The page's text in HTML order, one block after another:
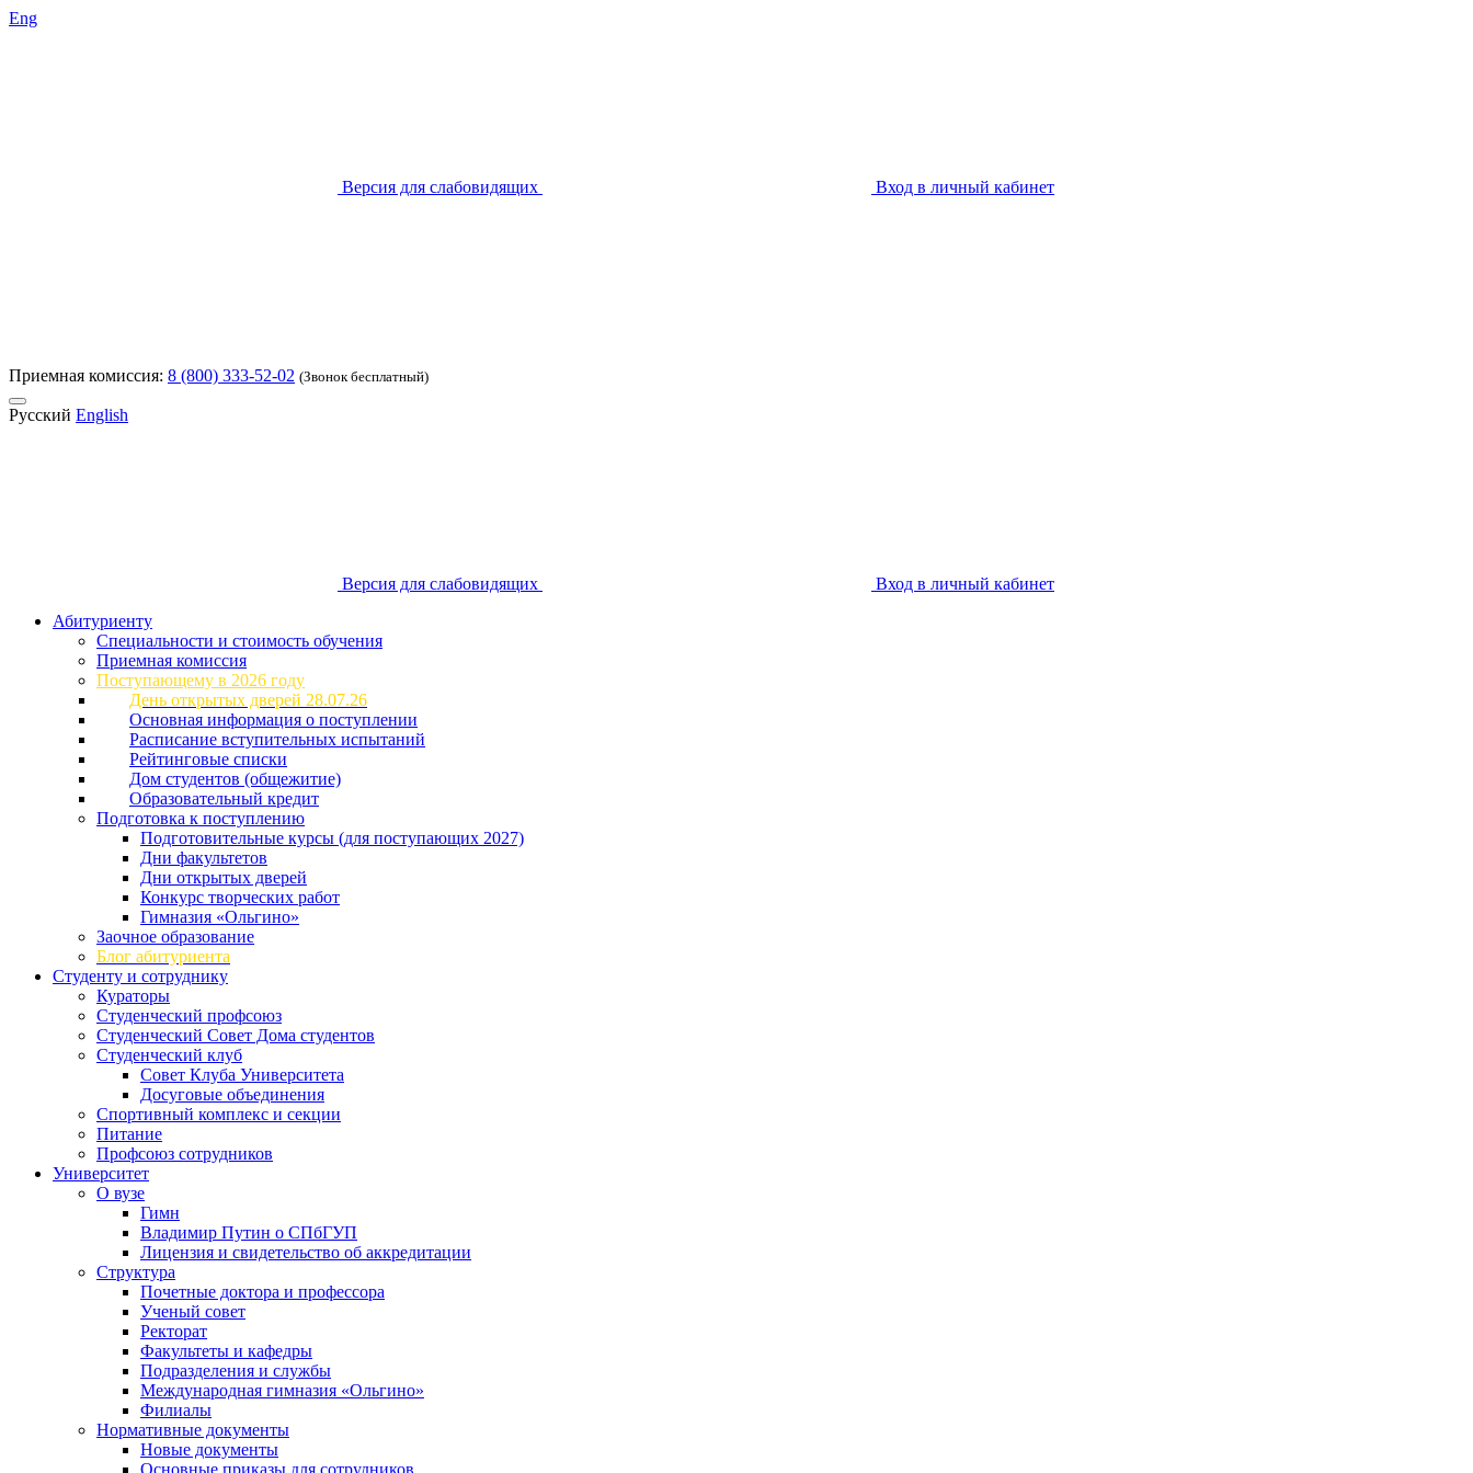
Eng
Версия для слабовидящих Вход в личный кабинет
Приемная комиссия: 8 (800) 333-52-02 (Звонок бесплатный)
Русский English
Версия для слабовидящих
Вход в личный кабинет
Абитуриенту
Специальности и стоимость обучения
Приемная комиссия
Поступающему в 2026 году
День открытых дверей 28.07.26
Основная информация о поступлении
Расписание вступительных испытаний
Рейтинговые списки
Дом студентов (общежитие)
Образовательный кредит
Подготовка к поступлению
Подготовительные курсы (для поступающих 2027)
Дни факультетов
Дни открытых дверей
Конкурс творческих работ
Гимназия «Ольгино»
Заочное образование
Блог абитуриента
Студенту и сотруднику
Кураторы
Студенческий профсоюз
Студенческий Совет Дома студентов
Студенческий клуб
Совет Клуба Университета
Досуговые объединения
Спортивный комплекс и секции
Питание
Профсоюз сотрудников
Университет
О вузе
Гимн
Владимир Путин о СПбГУП
Лицензия и свидетельство об аккредитации
Структура
Почетные доктора и профессора
Ученый совет
Ректорат
Факультеты и кафедры
Подразделения и службы
Международная гимназия «Ольгино»
Филиалы
Нормативные документы
Новые документы
Основные приказы для сотрудников